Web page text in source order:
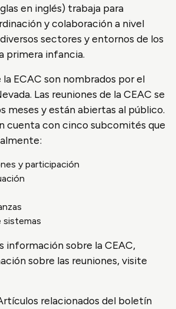
en inglés) trabaja para
y colaboración a nivel
sectores y entornos de los
primera infancia.
ECAC son nombrados por el
Las reuniones de la CEAC se
meses y están abiertas al público.
cuenta con cinco subcomités que
y participación
sistemas
información sobre la CEAC,
sobre las reuniones, visite
relacionados del boletín